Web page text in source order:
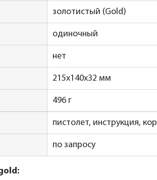
золотистый (Gold)
одиночный
нет
215x140x32 мм
496 г
пистолет, инструкция,
по запросу